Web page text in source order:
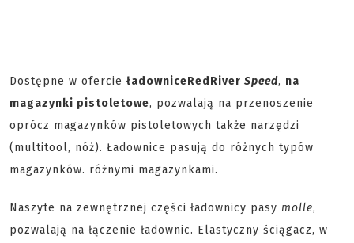
Dostępne w ofercie ładowniceRedRiver Speed, na
magazynki pistoletowe, pozwalają na przenoszenie
oprócz magazynków pistoletowych także narzędzi
(multitool, nóż). Ładownice pasują do różnych typów
magazynków. różnymi magazynkami.
Naszyte na zewnętrznej części ładownicy pasy molle,
pozwalają na łączenie ładownic. Elastyczny ściągacz, w